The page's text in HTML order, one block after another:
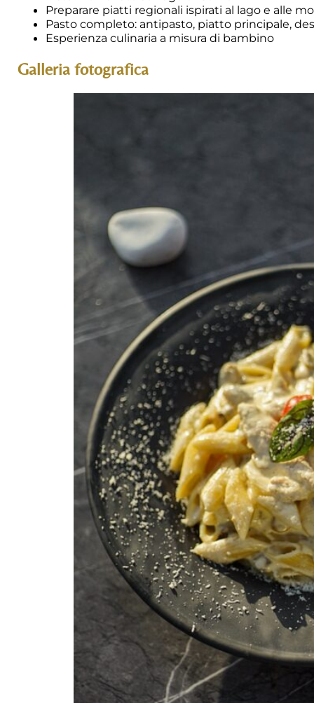
Preparare piatti regionali ispirati al lago e alle
Pasto completo: antipasto, piatto principale,
Esperienza culinaria a misura di bambino
Galleria fotografica